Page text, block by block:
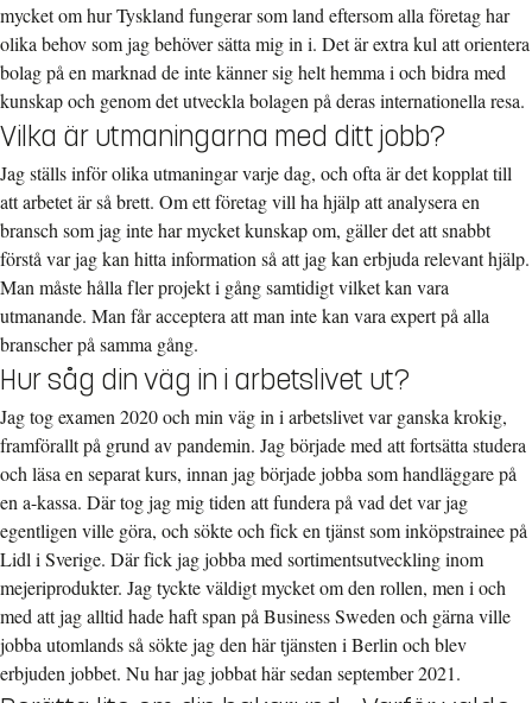
mycket om hur Tyskland fungerar som land eftersom alla företag har
olika behov som jag behöver sätta mig in i. Det är extra kul att orientera
bolag på en marknad de inte känner sig helt hemma i och bidra med
kunskap och genom det utveckla bolagen på deras internationella resa.
Vilka är utmaningarna med ditt jobb?
Jag ställs inför olika utmaningar varje dag, och ofta är det kopplat till
att arbetet är så brett. Om ett företag vill ha hjälp att analysera en
bransch som jag inte har mycket kunskap om, gäller det att snabbt
förstå var jag kan hitta information så att jag kan erbjuda relevant hjälp.
Man måste hålla fler projekt i gång samtidigt vilket kan vara
utmanande. Man får acceptera att man inte kan vara expert på alla
branscher på samma gång.
Hur såg din väg in i arbetslivet ut?
Jag tog examen 2020 och min väg in i arbetslivet var ganska krokig,
framförallt på grund av pandemin. Jag började med att fortsätta studera
och läsa en separat kurs, innan jag började jobba som handläggare på
en a-kassa. Där tog jag mig tiden att fundera på vad det var jag
egentligen ville göra, och sökte och fick en tjänst som inköpstrainee på
Lidl i Sverige. Där fick jag jobba med sortimentsutveckling inom
mejeriprodukter. Jag tyckte väldigt mycket om den rollen, men i och
med att jag alltid hade haft span på Business Sweden och gärna ville
jobba utomlands så sökte jag den här tjänsten i Berlin och blev
erbjuden jobbet. Nu har jag jobbat här sedan september 2021.